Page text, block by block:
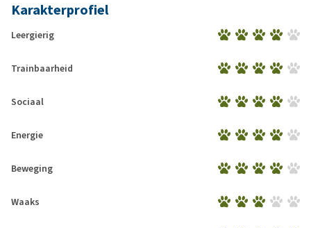
Karakterprofiel
Leergierig
Trainbaarheid
Sociaal
Energie
Beweging
Waaks